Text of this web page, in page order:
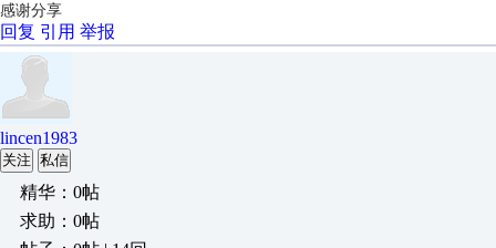
感谢分享
回复 引用 举报
lincen1983
关注 私信
精华：0帖
求助：0帖